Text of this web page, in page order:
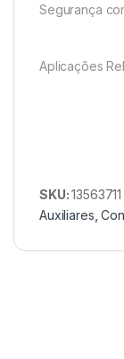
Segurança
Aplicações
SKU:13563711
Auxiliares ,